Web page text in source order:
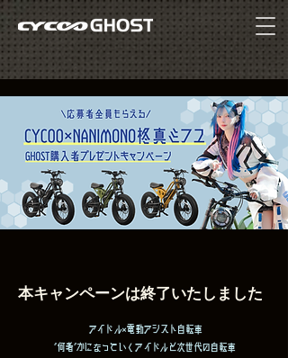
​本キャンペーンは終了いたしました
アイドル×電動アシスト自転車
"何者"かになっていくアイドルと次世代の自転車